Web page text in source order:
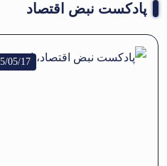
پادکست نبض اقتصاد
05/17